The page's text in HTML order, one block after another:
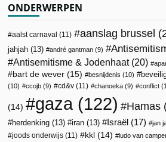
ONDERWERPEN
aalst carnaval (11) aanslag brussel
jahjah (13) andré gantman (9)
Antisemitisme & Jodenhaat(20)
bart de wever (15) besnijdenis (10)
(10)
ccojb (9) cd&v (11) chanoeka (9) conflict
(14) gaza (122) Hamas
herdenking (13) iran (13) Israël (17) jan
joods onderwijs (11) kkl (14) ludo van